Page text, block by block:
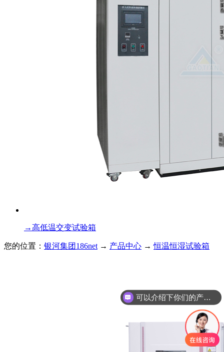
→高低温交变试验箱
您的位置： 银河集团186net → 产品中心 →恒温恒湿试验箱
可以介绍下你们的产品么